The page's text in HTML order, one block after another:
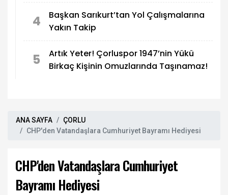
4
Başkan Sarıkurt’tan Yol Çalışmalarına
Yakın Takip
5
Artık Yeter! Çorluspor 1947’nin Yükü
Birkaç Kişinin Omuzlarında Taşınamaz!
ANA SAYFA
ÇORLU
CHP'den Vatandaşlara Cumhuriyet Bayramı Hediyesi
CHP'den Vatandaşlara Cumhuriyet
Bayramı Hediyesi